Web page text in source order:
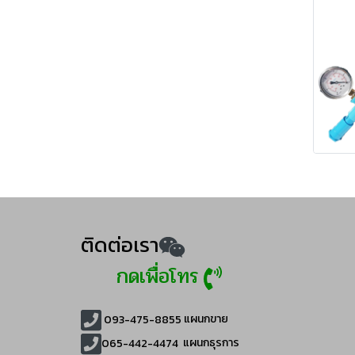
ติดต่อเรา
กดเพื่อโทร
093-475-8855 แผนกขาย
065-442-4474 แผนกธุรการ